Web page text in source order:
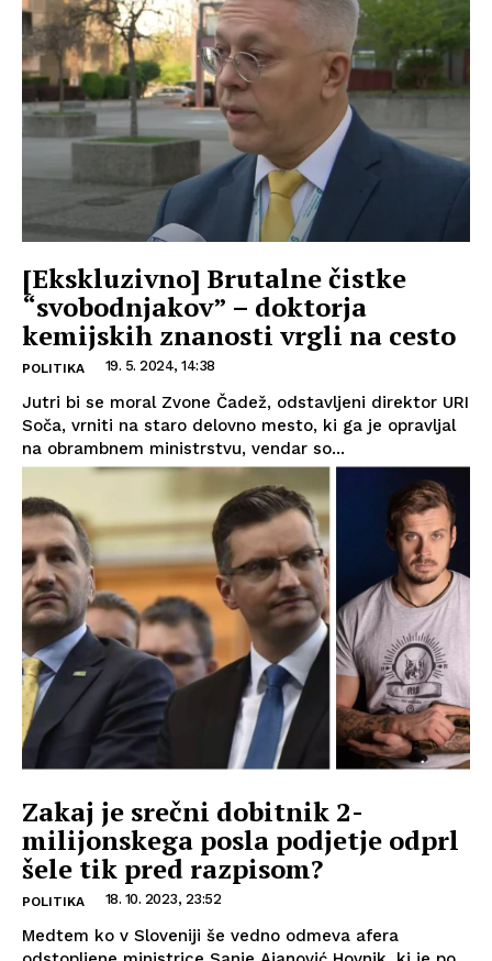
[Ekskluzivno] Brutalne čistke
“svobodnjakov” – doktorja
kemijskih znanosti vrgli na cesto
POLITIKA 19. 5. 2024, 14:38
Jutri bi se moral Zvone Čadež, odstavljeni direktor URI
Soča, vrniti na staro delovno mesto, ki ga je opravljal
na obrambnem ministrstvu, vendar so...
Zakaj je srečni dobitnik 2-
milijonskega posla podjetje odprl
šele tik pred razpisom?
POLITIKA 18. 10. 2023, 23:52
Medtem ko v Sloveniji še vedno odmeva afera